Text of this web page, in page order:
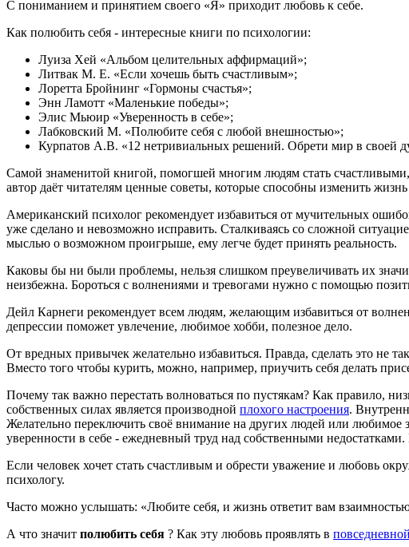
С пониманием и принятием своего «Я» приходит любовь к себе.
Как полюбить себя - интересные книги по психологии:
Луиза Хей «Альбом целительных аффирмаций»;
Литвак М. Е. «Если хочешь быть счастливым»;
Лоретта Бройнинг «Гормоны счастья»;
Энн Ламотт «Маленькие победы»;
Элис Мьюир «Уверенность в себе»;
Лабковский М. «Полюбите себя с любой внешностью»;
Курпатов А.В. «12 нетривиальных решений. Обрети мир в своей
Самой знаменитой книгой, помогшей многим людям стать счастливыми,
автор даёт читателям ценные советы, которые способны изменить
Американский психолог рекомендует избавиться от мучительных
уже сделано и невозможно исправить. Сталкиваясь со сложной
мыслью о возможном проигрыше, ему легче будет принять реальность.
Каковы бы ни были проблемы, нельзя слишком преувеличивать их
неизбежна. Бороться с волнениями и тревогами нужно с помощью
Дейл Карнеги рекомендует всем людям, желающим избавиться от
депрессии поможет увлечение, любимое хобби, полезное дело.
От вредных привычек желательно избавиться. Правда, сделать это не
Вместо того чтобы курить, можно, например, приучить себя делать
Почему так важно перестать волноваться по пустякам? Как правило,
собственных силах является производной плохого настроения.
Желательно переключить своё внимание на других людей или любимое
уверенности в себе - ежедневный труд над собственными
Если человек хочет стать счастливым и обрести уважение и любовь
психологу.
Часто можно услышать: «Любите себя, и жизнь ответит вам
А что значит полюбить себя ? Как эту любовь проявлять в